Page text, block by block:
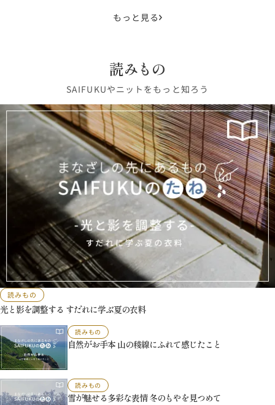
もっと見る
読みもの
SAIFUKUやニットをもっと知ろう
読みもの
光と影を調整する すだれに学ぶ夏の衣料
読みもの
自然がお手本 山の稜線にふれて感じたこと
読みもの
雪が魅せる多彩な表情 冬のもやを見つめて